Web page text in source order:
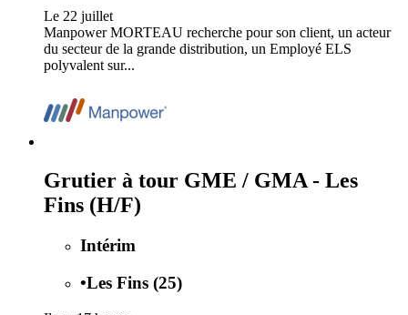
Le 22 juillet
Manpower MORTEAU recherche pour son client, un acteur
du secteur de la grande distribution, un Employé ELS
polyvalent sur...
Grutier à tour GME / GMA - Les
Fins (H/F)
Intérim
•Les Fins (25)